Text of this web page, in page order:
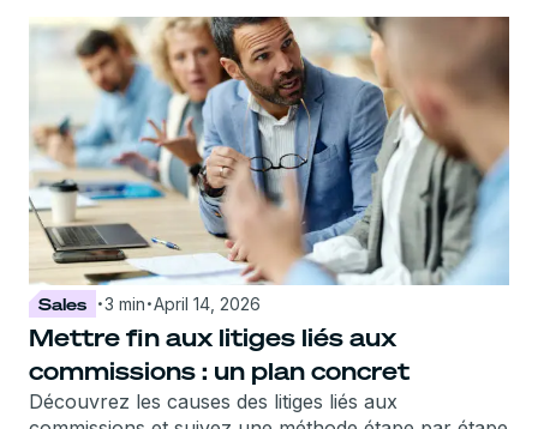
Sales ·3 min·April 14, 2026
Mettre fin aux litiges liés aux
commissions : un plan concret
Découvrez les causes des litiges liés aux